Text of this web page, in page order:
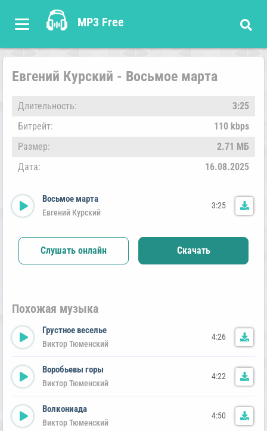
MP3 Free
Евгений Курский - Восьмое марта
Длительность:
3:25
Битрейт:
110 kbps
Размер:
2.71 МБ
Дата:
16.08.2025
Восьмое марта
Евгений Курский
3:25
Слушать онлайн Скачать
Похожая музыка
Грустное веселье
Виктор Тюменский
4:26
Воробьевы горы
Виктор Тюменский
4:22
Волкониада
Виктор Тюменский
4:50